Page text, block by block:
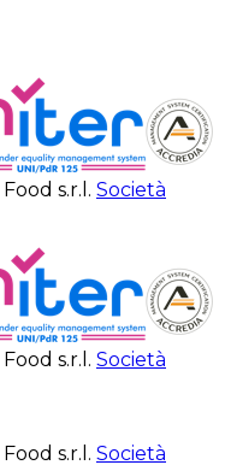
s.r.l. Società
s.r.l. Società
s.r.l. Società